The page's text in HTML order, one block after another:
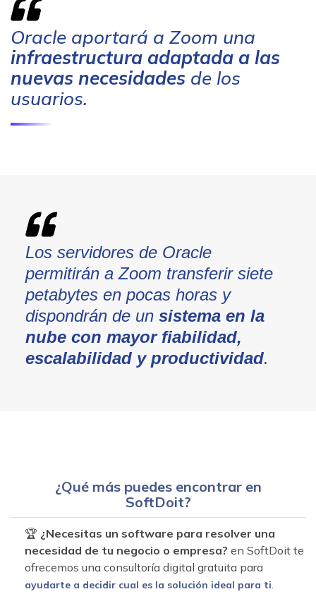
Oracle aportará a Zoom una
infraestructura adaptada a las
nuevas necesidades de los
usuarios.
Los servidores de Oracle
permitirán a Zoom transferir siete
petabytes en pocas horas y
dispondrán de un sistema en la
nube con mayor fiabilidad,
escalabilidad y productividad.
¿Qué más puedes encontrar en
SoftDoit?
🏆 ¿Necesitas un software para resolver una
necesidad de tu negocio o empresa? en SoftDoit te
ofrecemos una consultoría digital gratuita para
ayudarte a decidir cual es la solución ideal para ti.